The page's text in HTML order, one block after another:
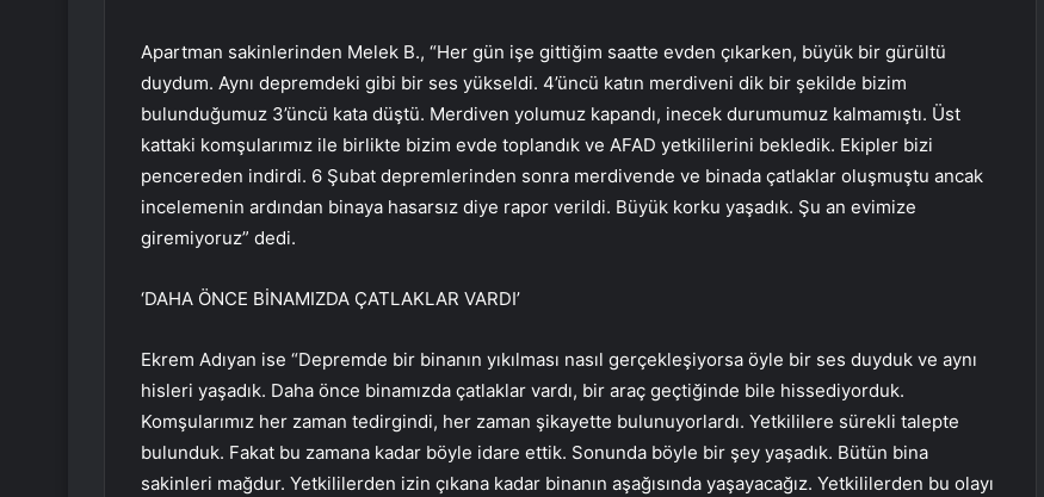
Apartman sakinlerinden Melek B., “Her gün işe gittiğim saatte evden çıkarken, büyük bir gürültü
duydum. Aynı depremdeki gibi bir ses yükseldi. 4’üncü katın merdiveni dik bir şekilde bizim
bulunduğumuz 3’üncü kata düştü. Merdiven yolumuz kapandı, inecek durumumuz kalmamıştı. Üst
kattaki komşularımız ile birlikte bizim evde toplandık ve AFAD yetkililerini bekledik. Ekipler bizi
pencereden indirdi. 6 Şubat depremlerinden sonra merdivende ve binada çatlaklar oluşmuştu ancak
incelemenin ardından binaya hasarsız diye rapor verildi. Büyük korku yaşadık. Şu an evimize
giremiyoruz” dedi.
‘DAHA ÖNCE BİNAMIZDA ÇATLAKLAR VARDI’
Ekrem Adıyan ise “Depremde bir binanın yıkılması nasıl gerçekleşiyorsa öyle bir ses duyduk ve aynı
hisleri yaşadık. Daha önce binamızda çatlaklar vardı, bir araç geçtiğinde bile hissediyorduk.
Komşularımız her zaman tedirgindi, her zaman şikayette bulunuyorlardı. Yetkililere sürekli talepte
bulunduk. Fakat bu zamana kadar böyle idare ettik. Sonunda böyle bir şey yaşadık. Bütün bina
sakinleri mağdur. Yetkililerden izin çıkana kadar binanın aşağısında yaşayacağız. Yetkililerden bu olayı